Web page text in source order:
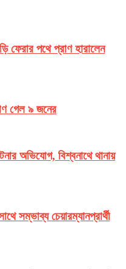
ফেরার পথে প্রাণ হারালেন
গেল ৯ জনের
অভিযোগ, বিশ্বনাথে থানায়
সম্ভাব্য চেয়ারম্যানপ্রার্থী